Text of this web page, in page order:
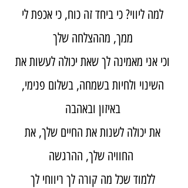
למה ליווי? כי ביחד זה כוח, כי אכפת לי
ממך, מההצלחה שלך
וכי אני מאמינה לך שאת יכולה לעשות את
השינוי ולחיות בשמחה, בשלום פנימי,
באיזון ובאהבה
את יכולה לשנות את החיים שלך, את
ללמוד שכל מה קורה לך ריווחי לך